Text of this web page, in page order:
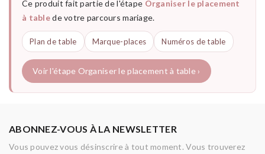
Ce produit fait partie de l'étape Organiser le placement
à tablede votre parcours mariage.
Plan de table Marque-places Numéros de table
Voir l'étape Organiser le placement à table ›
ABONNEZ-VOUS À LA NEWSLETTER
Vous pouvez vous désinscrire à tout moment. Vous trouverez